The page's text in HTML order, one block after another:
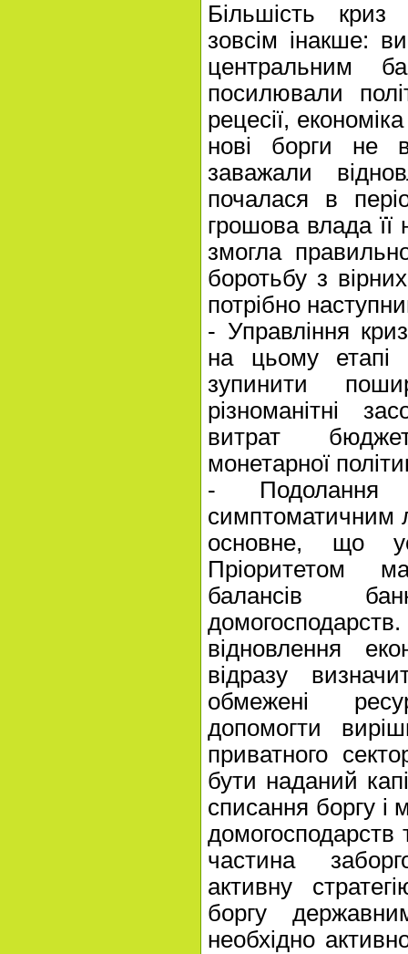
Більшість криз
зовсім інакше:
центральним
посилювали
рецесії,
нові борги не
заважали
почалася в
грошова влада її
змогла
боротьбу з
потрібно
- Управління
на цьому етапі
зупинити
різноманітні
витрат
монетарної
- Подолання
симптоматичним
основне, що
Пріоритетом
балансів
відновлення
відразу
обмежені
допомогти
приватного
бути наданий
списання боргу і
частина
активну
боргу
необхідно